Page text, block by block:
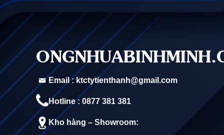
: Sản phẩm được
Ứng Dụng của Ống Nhựa Bơm Cát
Ống nhựa bơm cát Hoàng Long được sử dụng
Xây Dựng: BƠM HÚT cát, BÙN, VV.
Công Trình Thủy Lợi : Sử dụng trong các
Ngành Khai Thác Khoáng Sản : Hỗ trợ trong
Email : ktctytienthanh@gmail.com
Hotline : 0877 381 381
Kho hàng – Showroom: